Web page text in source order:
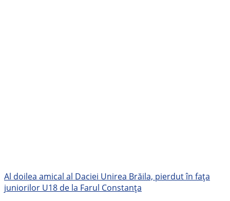
Al doilea amical al Daciei Unirea Brăila, pierdut în fața
juniorilor U18 de la Farul Constanța